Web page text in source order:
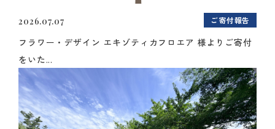
2026.07.07 ご寄付報告
フラワー・デザイン エキゾティカフロエア 様よりご寄付
をいた...